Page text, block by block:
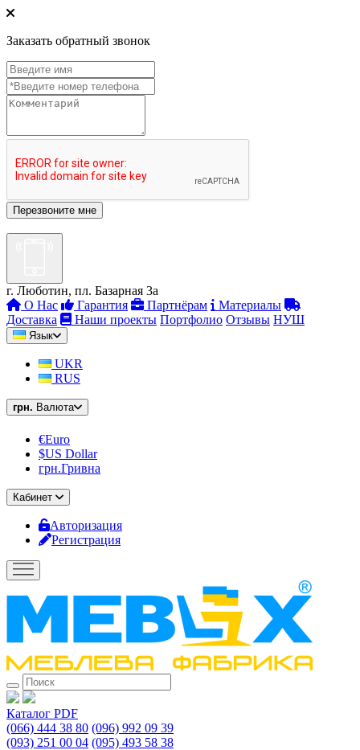
Заказать обратный звонок
г. Люботин, пл. Базарная 3а
О Нас
Гарантия Партнёрам
Материалы
Доставка
Наши проекты Портфолио Отзывы НУШ
Язык
UKR
RUS
грн. Валюта
€Euro
$US Dollar
грн.Гривна
Кабинет
Авторизация
Регистрация
Каталог PDF
(066) 444 38 80 (096) 992 09 39
(093) 251 00 04 (095) 493 58 38